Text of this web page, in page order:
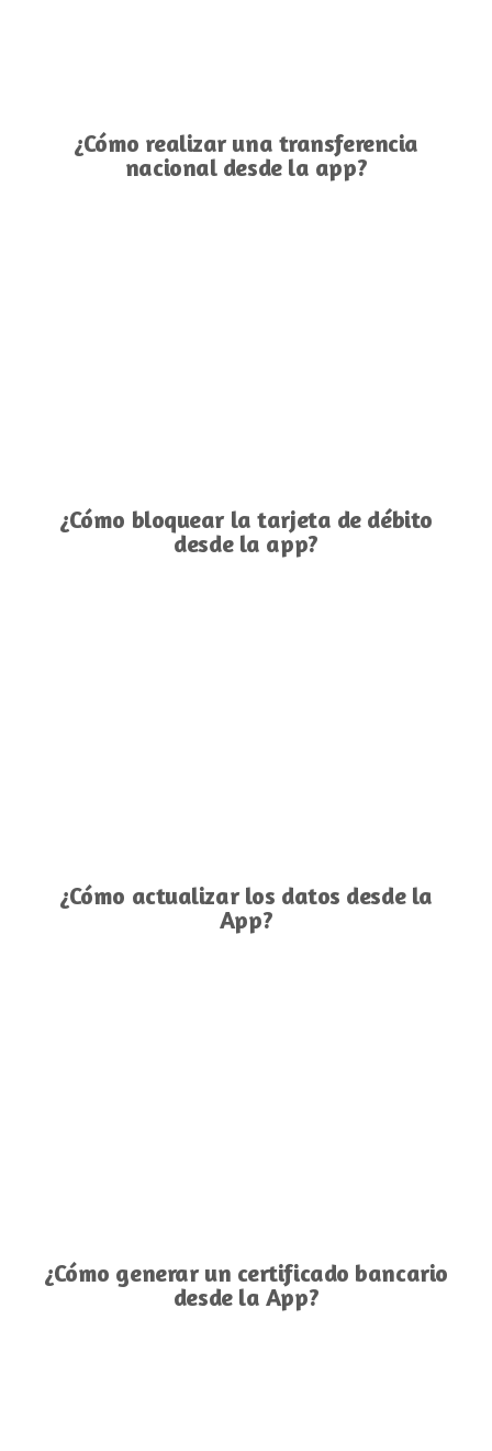
¿Cómo realizar una transferencia
nacional desde la app?
¿Cómo bloquear la tarjeta de débito
desde la app?
¿Cómo actualizar los datos desde la
App?
¿Cómo generar un certificado bancario
desde la App?